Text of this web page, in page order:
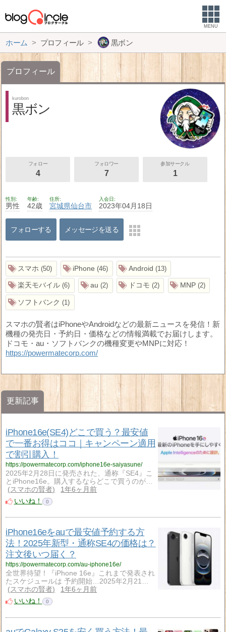
MENU
ホーム プロフィール 黒ボン
プロフィール
kurobon
黒ボン
フォロー
4
フォロワー
7
参加サークル
1
性別
男性
年齢
42歳
住所
宮城県仙台市
入会日
2023年04月18日
フォローする メッセージを送る
スマホ 50 iPhone 46 Android 13
楽天モバイル 6 au 2 ドコモ 2 MNP 2
ソフトバンク 1
スマホの賢者はiPhoneやAndroidなどの最新ニュースを発信！新
機種の発売日・予約日・価格などの情報満載でお届けします。
ドコモ・au・ソフトバンクの機種変更やMNPに対応！
https://powermatecorp.com/
更新記事
iPhone16e(SE4)どこで買う？最安値
で一番お得はココ｜キャンペーン適用
で割引購入！
https://powermatecorp.com/iphone16e-saiyasune/
2025年2月28日に発売された、通称『SE4』こ
とiPhone16e。購入するならどこで買うのが…
スマホの賢者
1年6ヶ月前
いいね！
0
iPhone16eをauで最安値予約する方
法！2025年新型・通称SE4の価格は？
注文後いつ届く？
https://powermatecorp.com/au-iphone16e/
全世界待望！『iPhone 16e』これまで発表され
たスケジュールは 予約開始…2025年2月21…
スマホの賢者
1年6ヶ月前
いいね！
0